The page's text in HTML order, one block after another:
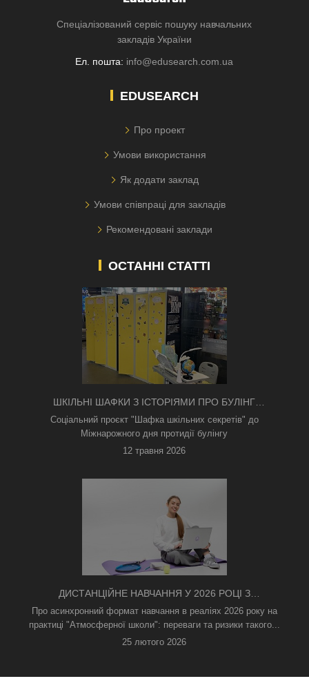
Спеціалізований сервіс пошуку навчальних
закладів України
Ел. пошта: info@edusearch.com.ua
EDUSEARCH
Про проект
Умови використання
Як додати заклад
Умови співпраці для закладів
Рекомендовані заклади
ОСТАННІ СТАТТІ
ШКІЛЬНІ ШАФКИ З ІСТОРІЯМИ ПРО БУЛІНГ
З'ЯВИЛИСЯ В КИЄВІ
Соціальний проєкт "Шафка шкільних секретів" до
Міжнарожного дня протидії булінгу
12 травня 2026
ДИСТАНЦІЙНЕ НАВЧАННЯ У 2026 РОЦІ З
ТРИВОГАМИ ТА БЕЗ СВІТЛА: ЯК АСИНХРОННИЙ
ФОРМАТ РЯТУЄ ОСВІТНІЙ ПРОЦЕС
Про асинхронний формат навчання в реаліях 2026 року на
практиці "Атмосферної школи": переваги та ризики такого...
25 лютого 2026